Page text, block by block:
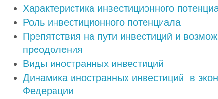
Характеристика инвестиционного
Роль инвестиционного потенциала
Препятствия на пути инвестиций и
преодоления
Виды иностранных инвестиций
Динамика иностранных инвестиций в
Федерации